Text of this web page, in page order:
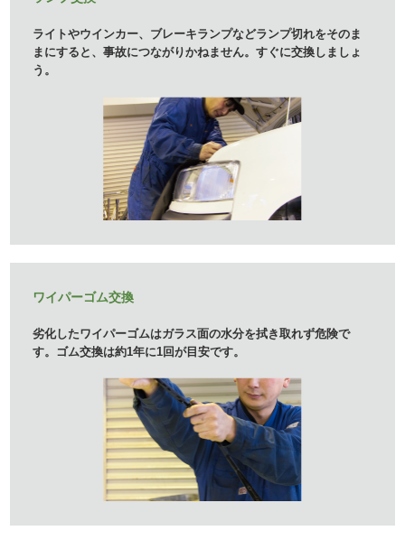
ライトやウインカー、ブレーキランプなどランプ切れをそのま
ま にすると、事故につながりかねません。すぐに交換しましょ
う。
ワイパーゴム交換
劣化したワイパーゴムはガラス面の水分を拭き取れず危険で
す。ゴム交換は約1年に1回が目安です。